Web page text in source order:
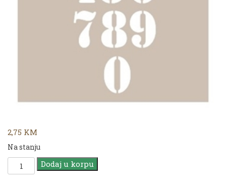
2,75 KM
Na stanju
CADENCE
Šablon
Dodaj u korpu